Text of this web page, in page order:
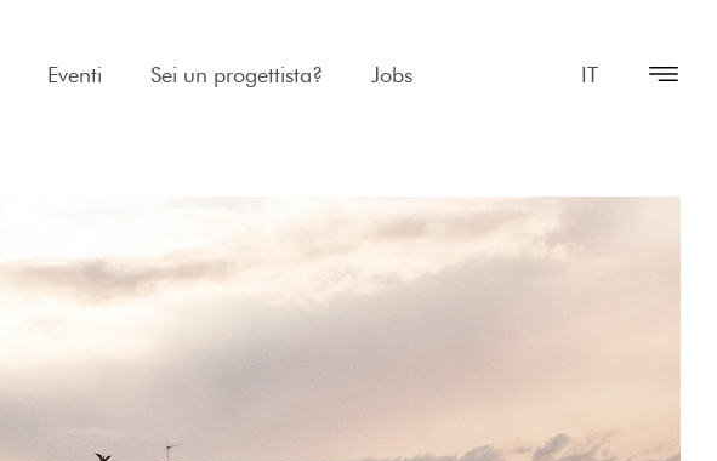
Eventi Sei un progettista? Jobs IT